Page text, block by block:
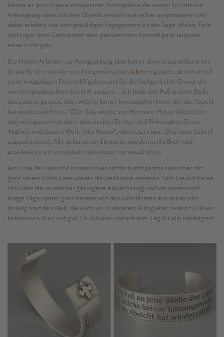
konnte er jetzt in ganz entspannter Atmosphäre die ersten Schritte zur
Anfertigung eines solchen Objekts einfach mal selber ausprobieren und
dabei erleben, wie sein geduldiges Engagement an der Säge, Walze, Feile
und sogar dem Gasbrenner dem gewünschten Armreif ganz langsam
seine Form gab.
Die finalen Arbeiten zur Fertigstellung überließ er dann anschließend mir:
So durfte ich noch die von ihm gewünschten Lilien ergänzen, dem Armreif
seine endgültigen Feinschliff geben und für die fachgerechte Gravur der
von ihm gewünschten Inschrift sorgen: „…Ich habe den Fuß an jene Stelle
des Lebens gesetzt, über welche keiner hinausgehen kann, der die Absicht
hat wiederzukehren…“ (Der Satz wurde von Hermann Hesse überliefert
und wird gemeinhin dem italienischen Dichter und Philosophen Dante
Alighieri und dessen Werk „Vita Nuova“, übersetzt etwa: „Das neue Leben“
zugeschrieben). Alle dekorativen Elemente wurden schließlich noch
geschwärzt, um sie optisch noch weiter hervorzuheben.
Am Ende des Besuchs konnten zwei sichtlich entspannte Besucher mit
ganz neuen Eindrücken wieder die Heimreise antreten. Sein Freund freute
sich über die wunderbar gelungene Abwechslung und wir waren noch
einige Tage später ganz beseelt von den Geschichten aus seiner uns
bislang fremden Welt, die auch wir in unserem Alltag eher selten zu Ohren
bekommen. Kurz und gut: Ein schöner und erfüllter Tag für alle Beteiligten!